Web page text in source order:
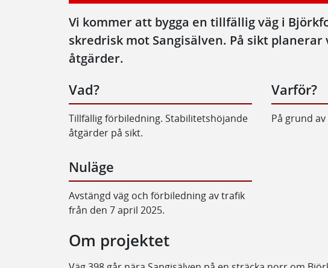
Vi kommer att bygga en tillfällig väg i
skredrisk mot Sangisälven. På sikt
åtgärder.
Vad?
Tillfällig förbiledning. Stabilitetshöjande
åtgärder på sikt.
Varför?
På grund
Nuläge
Avstängd väg och förbiledning av trafik
från den 7 april 2025.
Om projektet